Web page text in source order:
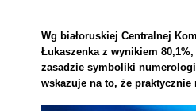
Wg białoruskiej Centralnej
Łukaszenka z wynikiem
zasadzie symboliki
wskazuje na to, że